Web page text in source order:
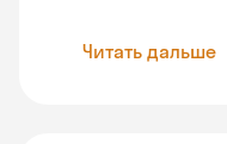
Читать дальше